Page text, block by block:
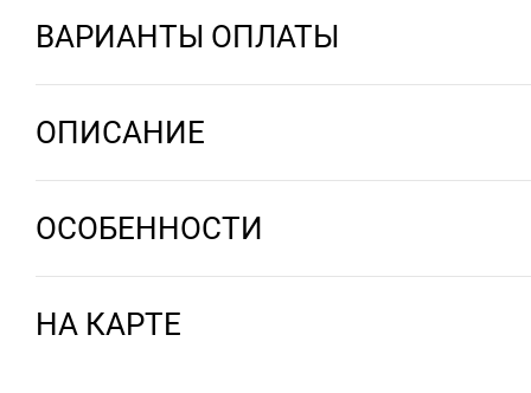
ВАРИАНТЫ ОПЛАТЫ
ОПИСАНИЕ
ОСОБЕННОСТИ
НА КАРТЕ